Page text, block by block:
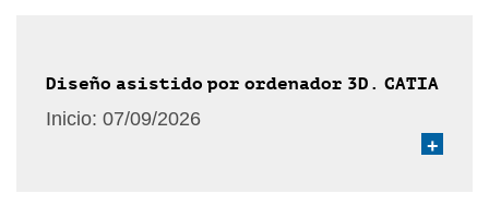
Diseño asistido por ordenador 3D. CATIA
Inicio: 07/09/2026
+